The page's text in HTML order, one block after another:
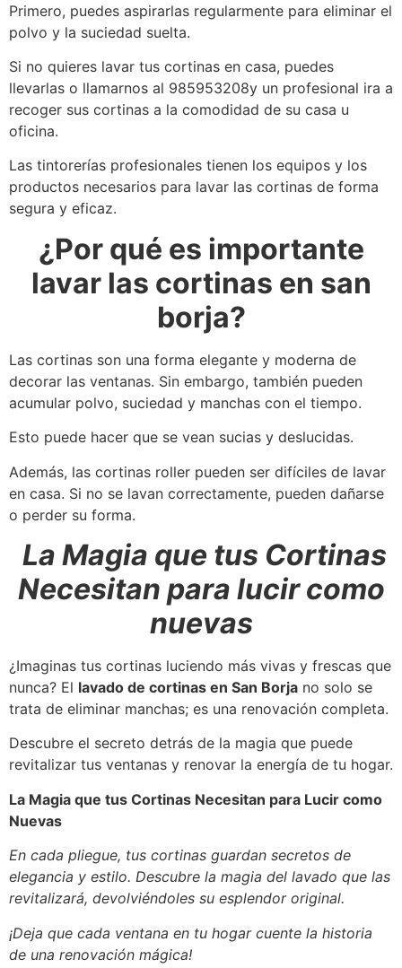
Primero, puedes aspirarlas regularmente para eliminar el
polvo y la suciedad suelta.
Si no quieres lavar tus cortinas en casa, puedes
llevarlas o llamarnos al 985953208y un profesional ira a
recoger sus cortinas a la comodidad de su casa u
oficina.
Las tintorerías profesionales tienen los equipos y los
productos necesarios para lavar las cortinas de forma
segura y eficaz.
¿Por qué es importante
lavar las cortinas en san
borja?
Las cortinas son una forma elegante y moderna de
decorar las ventanas. Sin embargo, también pueden
acumular polvo, suciedad y manchas con el tiempo.
Esto puede hacer que se vean sucias y deslucidas.
Además, las cortinas roller pueden ser difíciles de lavar
en casa. Si no se lavan correctamente, pueden dañarse
o perder su forma.
La Magia que tus Cortinas
Necesitan para lucir como
nuevas
¿Imaginas tus cortinas luciendo más vivas y frescas que
nunca? El lavado de cortinas en San Borja no solo se
trata de eliminar manchas; es una renovación completa.
Descubre el secreto detrás de la magia que puede
revitalizar tus ventanas y renovar la energía de tu hogar.
La Magia que tus Cortinas Necesitan para Lucir como
Nuevas
En cada pliegue, tus cortinas guardan secretos de
elegancia y estilo. Descubre la magia del lavado que las
revitalizará, devolviéndoles su esplendor original.
¡Deja que cada ventana en tu hogar cuente la historia
de una renovación mágica!